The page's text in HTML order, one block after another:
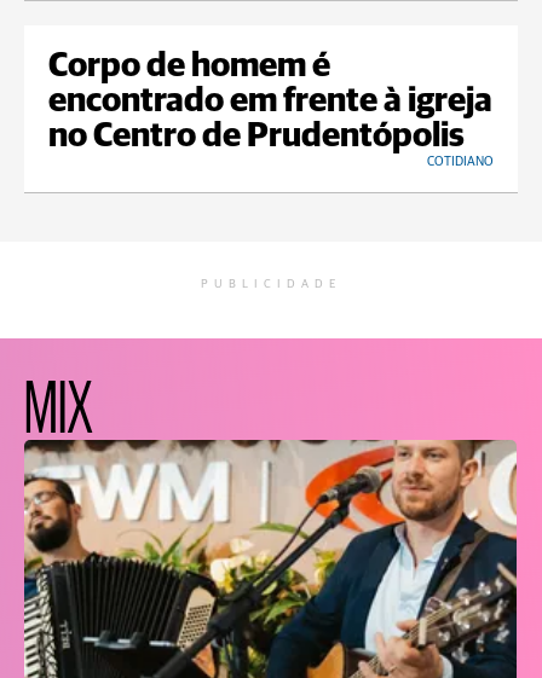
Corpo de homem é
encontrado em frente à igreja
no Centro de Prudentópolis
COTIDIANO
PUBLICIDADE
MIX